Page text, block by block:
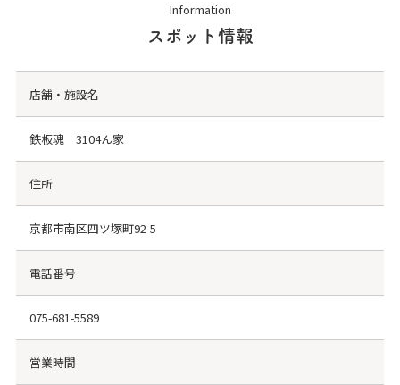
Information
スポット情報
店舗・施設名
鉄板魂 3104ん家
住所
京都市南区四ツ塚町92-5
電話番号
075-681-5589
営業時間